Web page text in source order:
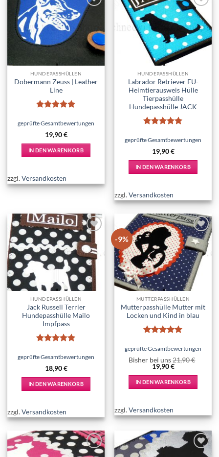
auf.
Die
Optionen
können
auf
Produktseite
gewählt
werden
Add to
wishlist
HUNDEPASSHÜLLEN
Dobermann Zeuss | Leather
Line
mit5von
geprüfte Gesamtbewertungen
19,90€
IN DEN WARENKORB
zzgl.Versandkosten
Add to
wishlist
HUNDEPASSHÜLLEN
Labrador Retriever EU-
Heimtierausweis Hülle
Tierpasshülle
Hundepasshülle JACK
mit5von
geprüfte Gesamtbewertungen
19,90€
IN DEN WARENKORB
zzgl.Versandkosten
Add to
wishlist
HUNDEPASSHÜLLEN
Jack Russell Terrier
Hundepasshülle Mailo
Impfpass
mit5von
geprüfte Gesamtbewertungen
18,90€
IN DEN WARENKORB
zzgl.Versandkosten
-9%
Add to
wishlist
MUTTERPASSHÜLLEN
Mutterpasshülle Mutter mit
Locken und Kind in blau
mit5von
geprüfte Gesamtbewertungen
Bisher bei uns 21,90€
Ursprünglicher
Preis
war:
21,90 €
19,90€Aktueller
ist:
19,90 €.
IN DEN WARENKORB
zzgl.Versandkosten
Add to
Add to